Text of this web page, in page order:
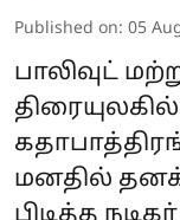
Published on: 05
பாலிவுட்
மனதில்